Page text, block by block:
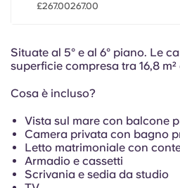
Portuguese
£267.00267.00
Situate al 5° e al 6° piano. Le
superficie compresa tra 16,8 m²
Cosa è incluso?
Vista sul mare con balcone
Camera privata con bagno
Letto matrimoniale con
Armadio e cassetti
Scrivania e sedia da studio